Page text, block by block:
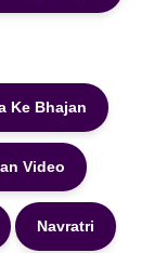
Ke Bhajan
Video
Navratri